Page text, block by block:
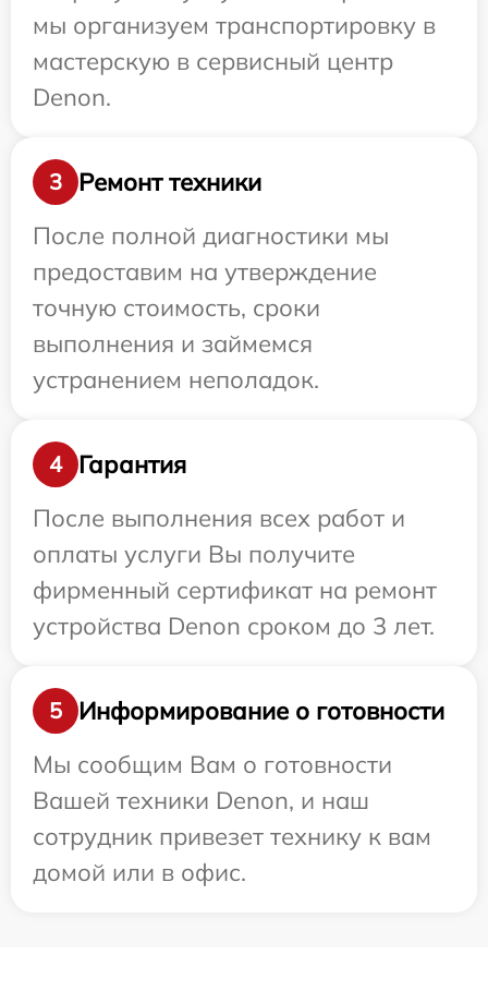
мы организуем транспортировку в
мастерскую в сервисный центр
Denon.
3
Ремонт техники
После полной диагностики мы
предоставим на утверждение
точную стоимость, сроки
выполнения и займемся
устранением неполадок.
4
Гарантия
После выполнения всех работ и
оплаты услуги Вы получите
фирменный сертификат на ремонт
устройства Denon сроком до 3 лет.
5
Информирование о готовности
Мы сообщим Вам о готовности
Вашей техники Denon, и наш
сотрудник привезет технику к вам
домой или в офис.